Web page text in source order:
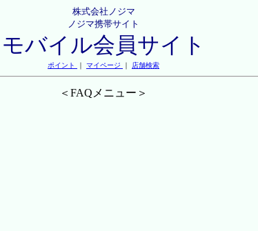
株式会社ノジマ
ノジマ携帯サイト
モバイル会員サイト
ポイント ｜ マイページ ｜ 店舗検索
＜FAQメニュー＞